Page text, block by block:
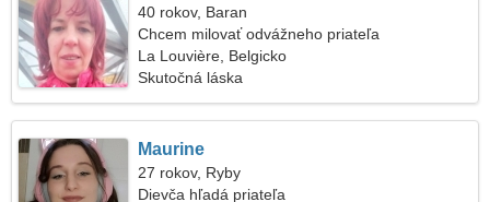
40 rokov, Baran
Chcem milovať odvážneho priateľa
La Louvière, Belgicko
Skutočná láska
Maurine
27 rokov, Ryby
Dievča hľadá priateľa